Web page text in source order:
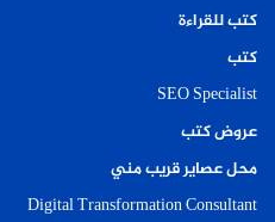
كتب للقراءة
كتب
SEO Specialist
عروض كتب
محل عصاير قريب مني
Digital Transformation Consultant